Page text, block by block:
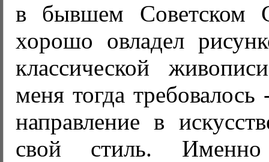
в бывшем Советском
хорошо овладел
классической
меня тогда требовалось
направление в
свой стиль.